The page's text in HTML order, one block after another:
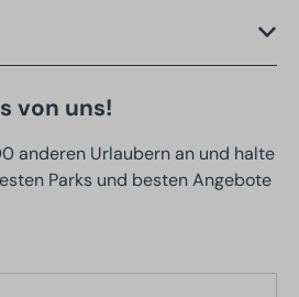
von uns!
anderen Urlaubern an und halte
Parks und besten Angebote